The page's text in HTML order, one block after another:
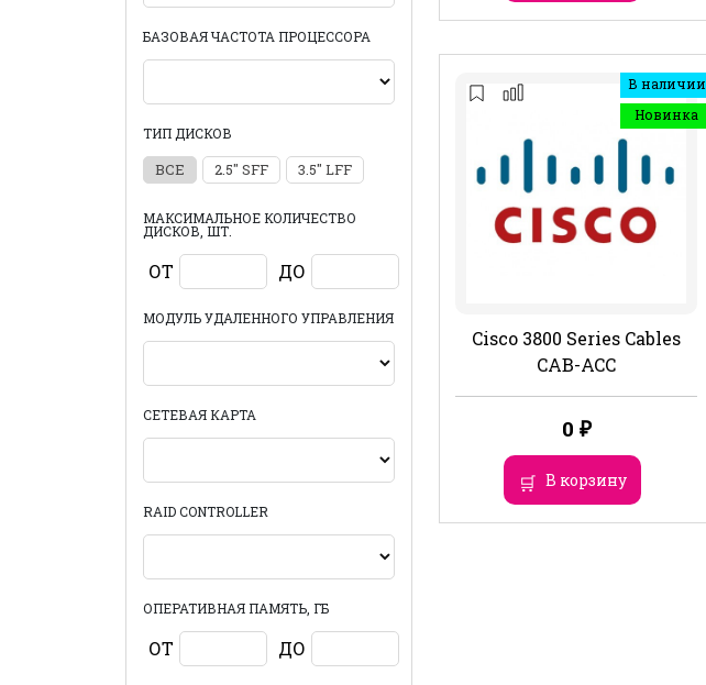
БАЗОВАЯ ЧАСТОТА ПРОЦЕССОРА
ТИП ДИСКОВ
ВСЕ 2.5" SFF 3.5" LFF
МАКСИМАЛЬНОЕ КОЛИЧЕСТВО
ДИСКОВ, ШТ.
ОТ ДО
МОДУЛЬ УДАЛЕННОГО УПРАВЛЕНИЯ
СЕТЕВАЯ КАРТА
RAID CONTROLLER
ОПЕРАТИВНАЯ ПАМЯТЬ, ГБ
ОТ ДО
В наличии
Новинка
Cisco 3800 Series Cables
CAB-ACC
0 ₽
В корзину